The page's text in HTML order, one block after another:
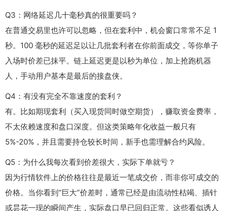
Q3：网络延迟几十毫秒真的很重要吗？
在普通交易里也许可以忽略，但在套利中，机会窗口常常不足 1
秒。100 毫秒的延迟足以让几批套利者在你前面成交，等你单子
入场时价差已抹平。链上延迟更是以秒为单位，加上抢跑机器
人，手动用户基本是最后的接盘侠。
Q4：有没有完全不靠速度的套利？
有。比如期现套利（买入现货同时做空期货），赚取资金费率，
不太依赖速度和盘口深度。但这类策略年化收益一般只有
5%-20%，并且需要持仓较长时间，新手也需理解合约风险。
Q5：为什么我每次看到价差很大，实际下单就亏？
因为行情软件上的价格往往是最近一笔成交价，而非你可成交的
价格。当你看到“巨大”价差时，通常已经是由流动性枯竭、插针
或昙花一现的瞬间产生，实际盘口早已回归正常。这些看似诱人